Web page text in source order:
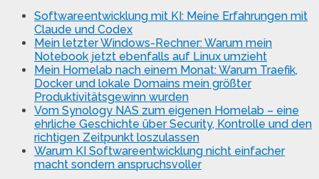
Softwareentwicklung mit KI: Meine Erfahrungen mit
Claude und Codex
Mein letzter Windows-Rechner: Warum mein
Notebook jetzt ebenfalls auf Linux umzieht
Mein Homelab nach einem Monat: Warum Traefik,
Docker und lokale Domains mein größter
Produktivitätsgewinn wurden
Vom Synology NAS zum eigenen Homelab – eine
ehrliche Geschichte über Security, Kontrolle und den
richtigen Zeitpunkt loszulassen
Warum KI Softwareentwicklung nicht einfacher
macht sondern anspruchsvoller